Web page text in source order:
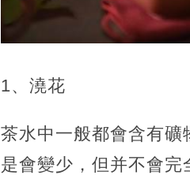
1、澆花
茶水中一般都會含有礦
是會變少，但并不會完